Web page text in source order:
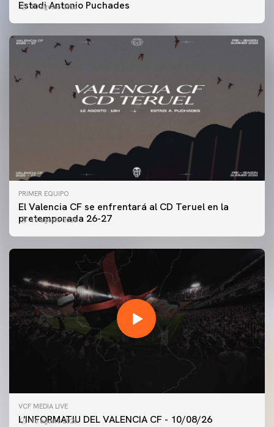
Estadi Antonio Puchades
10 agosto 2026
PRIMER EQUIPO
El Valencia CF se enfrentará al CD Teruel en la
pretemporada 26-27
10 agosto 2026
VCF MEDIA LIVE
L'INFORMATIU DEL VALENCIA CF - 10/08/26
10 agosto 2026
VCF FEMENINO
ENTRENAMIENTO DEL VALENCIA CF FEMENINO
(10/08/26)